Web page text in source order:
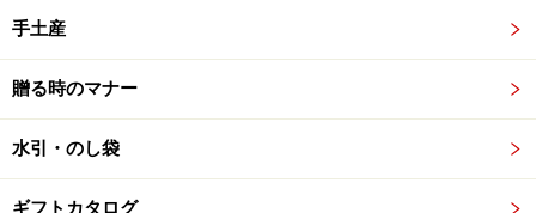
手土産
贈る時のマナー
水引・のし袋
ギフトカタログ